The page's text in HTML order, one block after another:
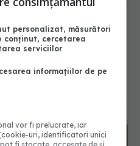
tratamentul
ABONAȚI
1401
personalizat, măsurători
conținut, cercetarea
serviciilor
informațiilor de pe
vor fi prelucrate, iar
uri, identificatori unici